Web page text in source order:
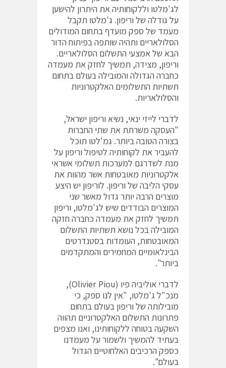
לג'מלטו וללקוחותיה את היתרון להישען
על גודלה של וריפון. ג'מלטו תקבל
מעמד של ספק מועדף בתחום המודולים
הסלולאריים ותהיה שותפה בפיתוח הדור
הבא של אמצעי התשלום הסלולאריים.
וריפון, מצידה, תמשיך לחזק את מעמדה
כחברה הגדולה והמובילה בעולם בתחום
תשתיות התשלומים האלקטרוניות
והסלולאריות.
לדברי לייזי ינאי, נשיא וריפון ישראל,
"העסקה משרתת את שתי החברות
בצורה הטובה ביותר. גמ'לטו תוכל
להעביר את לקוחותיה לטיפול וריפון על
מנת לשדרגם למערכות תשלומי אשראי
אלקטרוניות מאובטחות אשר מהוות את
עסקי הליבה של וריפון. לוריפון יש היצע
מוצרים הרבה יותר גדול מאשר שני
המוצרים הבודדים שיש לג'מלטו, וריפון
תמשיך לחזק את מעמדה כחברה חזקה
המובילה בכל נושא תשתיות התשלום
המאובטחות, העומדות בסטנדרטים
הבינלאומיים המחמירים והמתקדמים
ביותר".
לדברי אוליביה פיו (Olivier Piou),
מנכ"ל ג'מלטו, "אין לנו ספק, כי
מובילותה של וריפון בעולם בתחום
פתרונות התשלום האלקטרוניים תהווה
השקעה בטוחה ללקוחותינו, ואנו מצפים
בעתיד להמשיך ולשמור על מעמדנו
כספק הרכיבים האלחוטיים הגדול
בעולם".